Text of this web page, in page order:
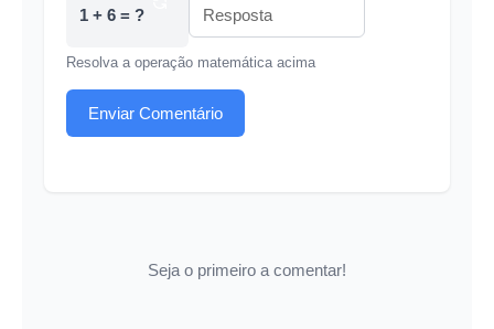
1 + 6 = ?
Resolva a operação matemática acima
Enviar Comentário
Seja o primeiro a comentar!